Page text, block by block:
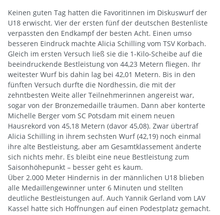
Keinen guten Tag hatten die Favoritinnen im Diskuswurf der
U18 erwischt. Vier der ersten fünf der deutschen Bestenliste
verpassten den Endkampf der besten Acht. Einen umso
besseren Eindruck machte Alicia Schilling vom TSV Korbach.
Gleich im ersten Versuch ließ sie die 1-Kilo-Scheibe auf die
beeindruckende Bestleistung von 44,23 Metern fliegen. Ihr
weitester Wurf bis dahin lag bei 42,01 Metern. Bis in den
fünften Versuch durfte die Nordhessin, die mit der
zehntbesten Weite aller Teilnehmerinnen angereist war,
sogar von der Bronzemedaille träumen. Dann aber konterte
Michelle Berger vom SC Potsdam mit einem neuen
Hausrekord von 45,18 Metern (davor 45,08). Zwar übertraf
Alicia Schilling in ihrem sechsten Wurf (42,19) noch einmal
ihre alte Bestleistung, aber am Gesamtklassement änderte
sich nichts mehr. Es bleibt eine neue Bestleistung zum
Saisonhöhepunkt – besser geht es kaum.
Über 2.000 Meter Hindernis in der männlichen U18 blieben
alle Medaillengewinner unter 6 Minuten und stellten
deutliche Bestleistungen auf. Auch Yannik Gerland vom LAV
Kassel hatte sich Hoffnungen auf einen Podestplatz gemacht.